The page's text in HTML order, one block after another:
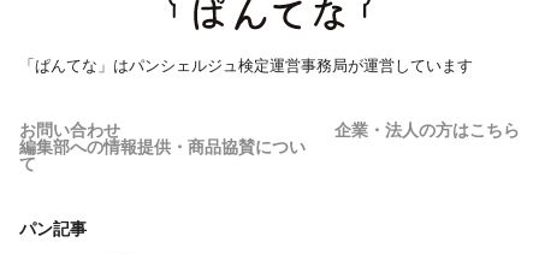
「ぱんてな」はパンシェルジュ検定運営事務局が運営しています
お問い合わせ 企業・法人の方はこちら
編集部への情報提供・商品協賛につい
て
パン記事